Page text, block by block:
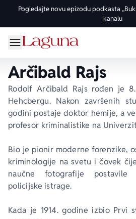
Pogledajte novu epizodu podkasta
kanalu
Arčibald Rajs
Rodolf Arčibald Rajs rođen je
Hehcbergu. Nakon završenih
godini postaje doktor hemije, a
profesor kriminalistike na
Bio je pionir moderne forenzike,
kriminologije na svetu i čovek
naučne fotografije postavile
policijske istrage.
Kada je 1914. godine izbio Prvi
meni
OMILJENE KATEGORIJE
Knjige za leto
Edicije
Manga i strip
Drama
Ljubavni
Istorijski
Goran Petrović
Đorđe Lebović
Darko Tuševljaković
Fredrik Bakman
Juval Noa Harari
Ju Nesbe